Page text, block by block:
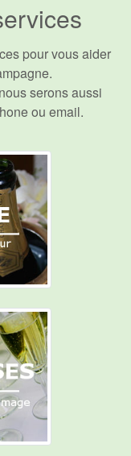
pour vous aider
serons aussi
ou email.